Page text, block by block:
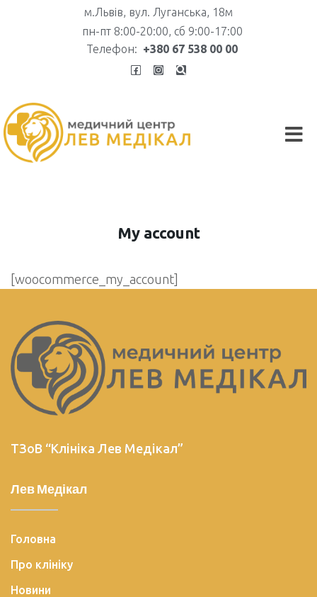
м.Львів, вул. Луганська, 18м
пн-пт 8:00-20:00, сб 9:00-17:00
Телефон: +380 67 538 00 00
My account
[woocommerce_my_account]
ТЗоВ “Клініка Лев Медікал”
Лев Медікал
Головна
Про клініку
Новини